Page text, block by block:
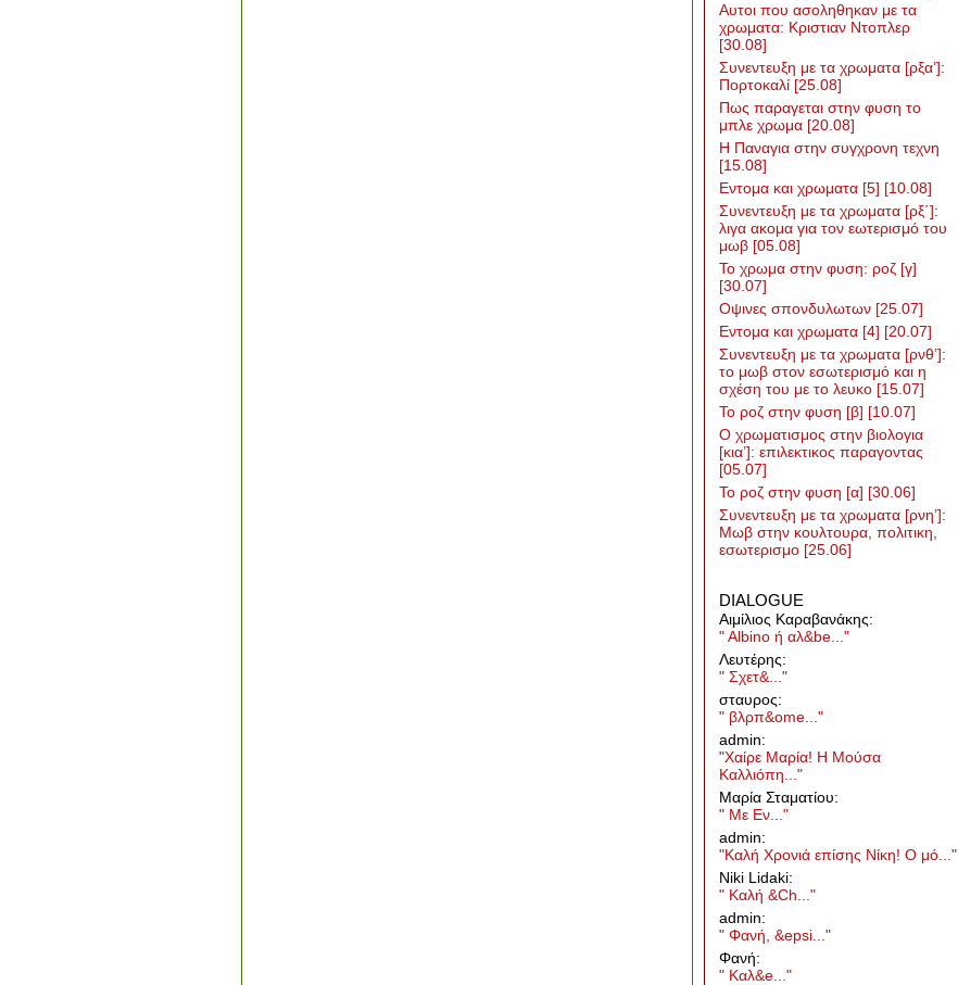
Αυτοι που ασοληθηκαν με τα
χρωματα: Κριστιαν Ντοπλερ
[30.08]
Συνεντευξη με τα χρωματα [ρξα’]:
Πορτοκαλί [25.08]
Πως παραγεται στην φυση το
μπλε χρωμα [20.08]
Η Παναγια στην συγχρονη τεχνη
[15.08]
Εντομα και χρωματα [5] [10.08]
Συνεντευξη με τα χρωματα [ρξ΄]:
λιγα ακομα για τον εωτερισμό του
μωβ [05.08]
Το χρωμα στην φυση: ροζ [γ]
[30.07]
Οψινες σπονδυλωτων [25.07]
Εντομα και χρωματα [4] [20.07]
Συνεντευξη με τα χρωματα [ρνθ’]:
το μωβ στον εσωτερισμό και η
σχέση του με το λευκο [15.07]
Το ροζ στην φυση [β] [10.07]
Ο χρωματισμος στην βιολογια
[κια’]: επιλεκτικος παραγοντας
[05.07]
Το ροζ στην φυση [α] [30.06]
Συνεντευξη με τα χρωματα [ρνη’]:
Μωβ στην κουλτουρα, πολιτικη,
εσωτερισμο [25.06]
DIALOGUE
Aιμίλιος Καραβανάκης:
" Albino ή αλ&be..."
Λευτέρης:
" Σχετ&..."
σταυρος:
" βλρπ&ome..."
admin:
"Χαίρε Μαρία! Η Μούσα
Καλλιόπη..."
Μαρία Σταματίου:
" Με Εν..."
admin:
"Καλή Χρονιά επίσης Νίκη! Ο μό..."
Niki Lidaki:
" Καλή &Ch..."
admin:
" Φανή, &epsi..."
Φανή:
" Καλ&e..."